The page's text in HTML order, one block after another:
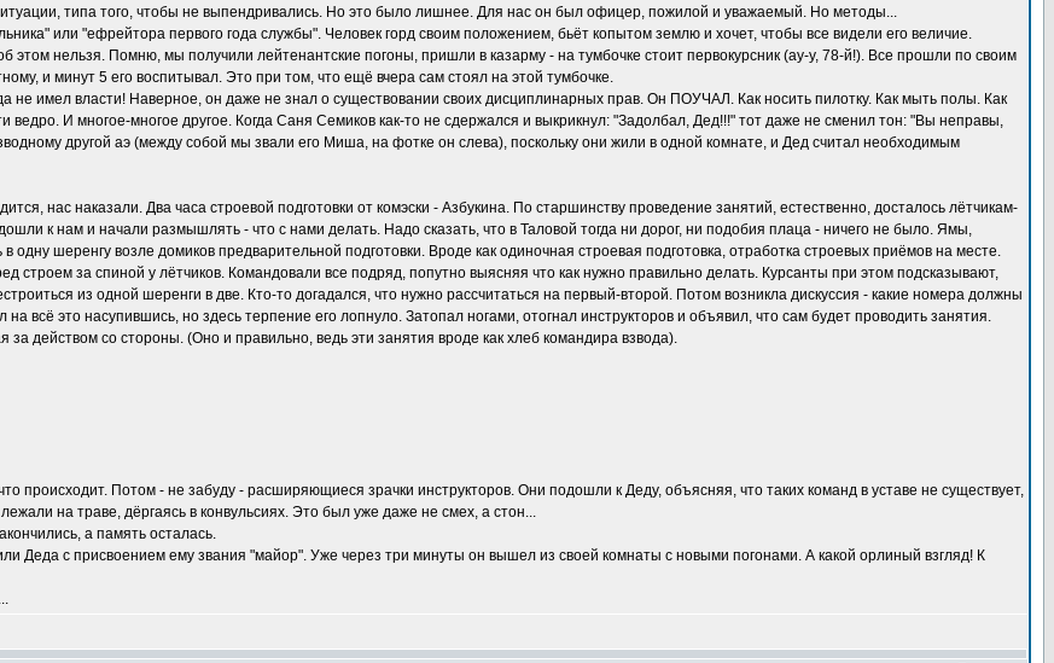
типа того, чтобы не выпендривались. Но это было лишнее. Для нас он был офицер, пожилой и уважаемый. Но методы...
или "ефрейтора первого года службы". Человек горд своим положением, бьёт копытом землю и хочет, чтобы все видели его величие.
этом нельзя. Помню, мы получили лейтенантские погоны, пришли в казарму - на тумбочке стоит первокурсник (ау-у, 78-й!). Все прошли по своим
и минут 5 его воспитывал. Это при том, что ещё вчера сам стоял на этой тумбочке.
не имел власти! Наверное, он даже не знал о существовании своих дисциплинарных прав. Он ПОУЧАЛ. Как носить пилотку. Как мыть полы. Как
ведро. И многое-многое другое. Когда Саня Семиков как-то не сдержался и выкрикнул: "Задолбал, Дед!!!" тот даже не сменил тон: "Вы неправы,
другой аэ (между собой мы звали его Миша, на фотке он слева), поскольку они жили в одной комнате, и Дед считал необходимым
нас наказали. Два часа строевой подготовки от комэски - Азбукина. По старшинству проведение занятий, естественно, досталось лётчикам-
к нам и начали размышлять - что с нами делать. Надо сказать, что в Таловой тогда ни дорог, ни подобия плаца - ничего не было. Ямы,
одну шеренгу возле домиков предварительной подготовки. Вроде как одиночная строевая подготовка, отработка строевых приёмов на месте.
строем за спиной у лётчиков. Командовали все подряд, попутно выясняя что как нужно правильно делать. Курсанты при этом подсказывают,
из одной шеренги в две. Кто-то догадался, что нужно рассчитаться на первый-второй. Потом возникла дискуссия - какие номера должны
на всё это насупившись, но здесь терпение его лопнуло. Затопал ногами, отогнал инструкторов и объявил, что сам будет проводить занятия.
действом со стороны. (Оно и правильно, ведь эти занятия вроде как хлеб командира взвода).
происходит. Потом - не забуду - расширяющиеся зрачки инструкторов. Они подошли к Деду, объясняя, что таких команд в уставе не существует,
на траве, дёргаясь в конвульсиях. Это был уже даже не смех, а стон...
а память осталась.
Деда с присвоением ему звания "майор". Уже через три минуты он вышел из своей комнаты с новыми погонами. А какой орлиный взгляд! К